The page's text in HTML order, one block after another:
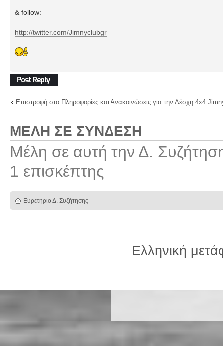
& follow:
http://twitter.com/Jimnyclubgr
Δημιουργία
απάντησης
Επιστροφή στο Πληροφορίες και Ανακοινώσεις για την Λέσχη 4x4
ΜΈΛΗ ΣΕ ΣΎΝΔΕΣΗ
Μέλη σε αυτή την Δ.
1 επισκέπτης
Ευρετήριο Δ. Συζήτησης
Ελληνική